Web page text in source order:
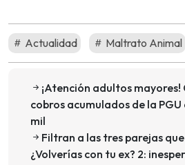
Actualidad Maltrato Animal
¡Atención adultos mayores!
cobros acumulados de la
mil
Filtran a las tres parejas
¿Volverías con tu ex? 2: